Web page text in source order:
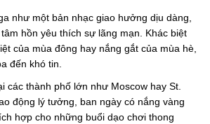
như một bản nhạc giao hưởng dịu dàng,
hồn yêu thích sự lãng mạn. Khác biệt
của mùa đông hay nắng gắt của mùa hè,
đến khó tin.
các thành phố lớn như Moscow hay St.
động lý tưởng, ban ngày có nắng vàng
hợp cho những buổi dạo chơi thong